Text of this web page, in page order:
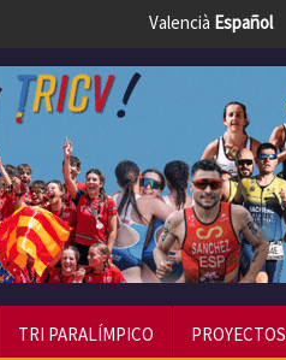
Valencià Español
TRI PARALÍMPICO PROYECTOS